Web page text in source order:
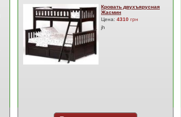
Кровать двухъярусная
Жасмин
Цена: 4310 грн
jh